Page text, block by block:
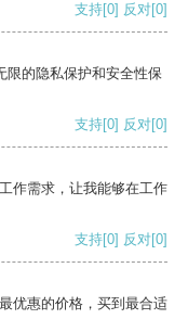
支持[0] 反对[0]
限的隐私保护和安全性保
支持[0] 反对[0]
作需求，让我能够在工作
支持[0] 反对[0]
优惠的价格，买到最合适